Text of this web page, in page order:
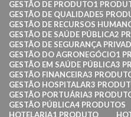
GESTÃO DE PRODUTO1
GESTÃO DE QUALIDADE5
GESTÃO DE RECURSOS
GESTÃO DE SAÚDE PÚBLICA2
GESTÃO DE SEGURANÇA
GESTÃO DO AGRONEGÓCIO1
GESTÃO EM SAÚDE PÚBLICA3
GESTÃO FINANCEIRA3
GESTÃO HOSPITALAR3
GESTÃO PORTUÁRIA3
GESTÃO PÚBLICA4 PRODUTOS
HOTELARIA1 PRODUTO